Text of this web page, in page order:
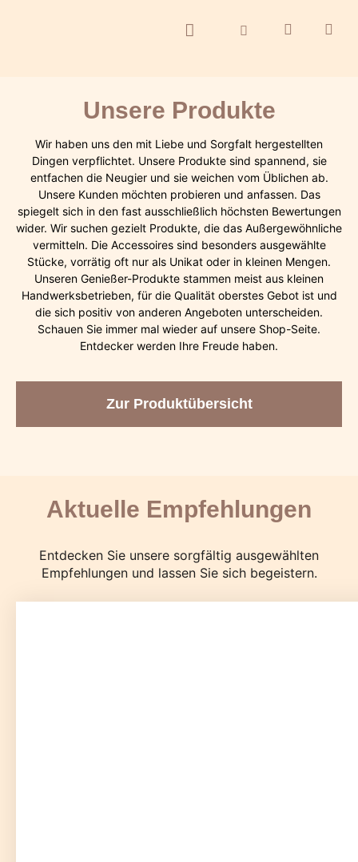
Unsere Produkte
Wir haben uns den mit Liebe und Sorgfalt hergestellten
Dingen verpflichtet. Unsere Produkte sind spannend, sie
entfachen die Neugier und sie weichen vom Üblichen ab.
Unsere Kunden möchten probieren und anfassen. Das
spiegelt sich in den fast ausschließlich höchsten Bewertungen
wider. Wir suchen gezielt Produkte, die das Außergewöhnliche
vermitteln. Die Accessoires sind besonders ausgewählte
Stücke, vorrätig oft nur als Unikat oder in kleinen Mengen.
Unseren Genießer-Produkte stammen meist aus kleinen
Handwerksbetrieben, für die Qualität oberstes Gebot ist und
die sich positiv von anderen Angeboten unterscheiden.
Schauen Sie immer mal wieder auf unsere Shop-Seite.
Entdecker werden Ihre Freude haben.
Zur Produktübersicht
Aktuelle Empfehlungen
Entdecken Sie unsere sorgfältig ausgewählten
Empfehlungen und lassen Sie sich begeistern.